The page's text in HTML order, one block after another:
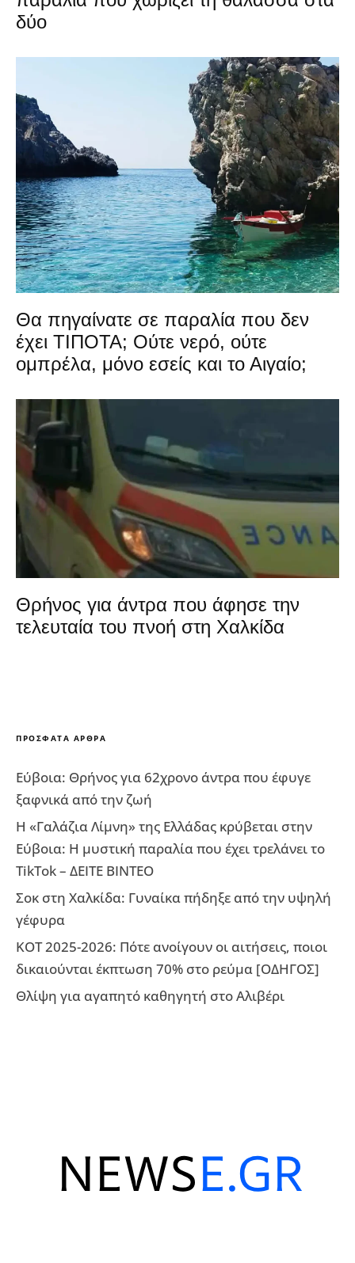
δύο
Θα πηγαίνατε σε παραλία που δεν
έχει ΤΙΠΟΤΑ; Ούτε νερό, ούτε
ομπρέλα, μόνο εσείς και το Αιγαίο;
Θρήνος για άντρα που άφησε την
τελευταία του πνοή στη Χαλκίδα
ΠΡΌΣΦΑΤΑ ΆΡΘΡΑ
Εύβοια: Θρήνος για 62χρονο άντρα που έφυγε
ξαφνικά από την ζωή
Η «Γαλάζια Λίμνη» της Ελλάδας κρύβεται στην
Εύβοια: Η μυστική παραλία που έχει τρελάνει το
TikTok – ΔΕΙΤΕ ΒΙΝΤΕΟ
Σοκ στη Χαλκίδα: Γυναίκα πήδηξε από την υψηλή
γέφυρα
ΚΟΤ 2025-2026: Πότε ανοίγουν οι αιτήσεις, ποιοι
δικαιούνται έκπτωση 70% στο ρεύμα [ΟΔΗΓΟΣ]
Θλίψη για αγαπητό καθηγητή στο Αλιβέρι